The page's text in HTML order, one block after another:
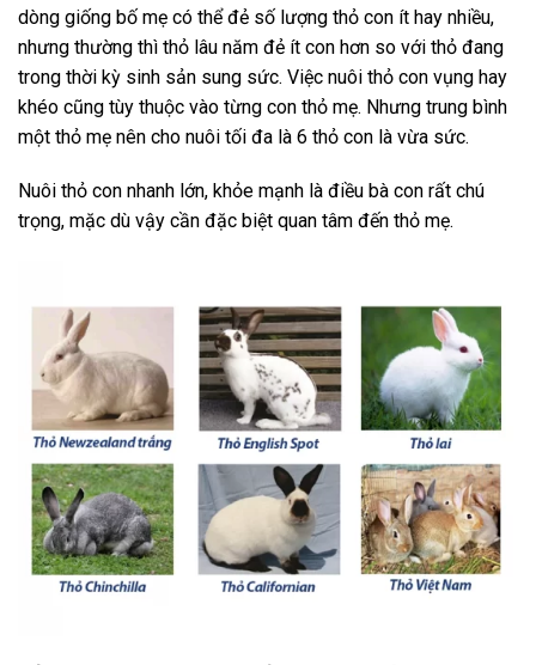
dòng giống bố mẹ có thể đẻ số lượng thỏ con ít hay nhiều,
nhưng thường thì thỏ lâu năm đẻ ít con hơn so với thỏ đang
trong thời kỳ sinh sản sung sức. Việc nuôi thỏ con vụng hay
khéo cũng tùy thuộc vào từng con thỏ mẹ. Nhưng trung bình
một thỏ mẹ nên cho nuôi tối đa là 6 thỏ con là vừa sức.
Nuôi thỏ con nhanh lớn, khỏe mạnh là điều bà con rất chú
trọng, mặc dù vậy cần đặc biệt quan tâm đến thỏ mẹ.